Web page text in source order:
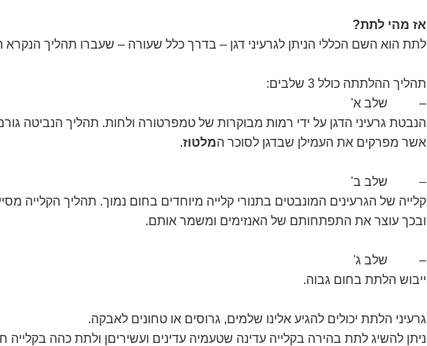
אז מהי לתת?
לתת הוא השם הכללי הניתן לגרעיני דגן – בדרך כלל שעורה – שעברו תהליך
תהליך ההלתתה כולל 3 שלבים:
– שלב א'
הנבטת גרעיני הדגן על ידי רמות מבוקרות של טמפרטורה ולחות. תהליך הנביטה
אשר מפרקים את העמילן שבדגן לסוכר המלטוז.
– שלב ב'
קלייה של הגרעינים המונבטים בתנורי קלייה מיוחדים בחום נמוך. תהליך הקלייה
ובכך עוצר את התפתחותם של האנזימים ומשמר אותם.
– שלב ג'
ייבוש הלתת בחום גבוה.
גרעיני הלתת יכולים להגיע אלינו שלמים, גרוסים או טחונים לאבקה.
ניתן להשיג לתת בהירה בקלייה עדינה שטעמיה עדינים ועשיריםן ולתת כהה בקלייה